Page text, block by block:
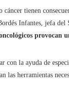
cáncer tienen
Infantes, jefa
provocan
con la ayuda de
las herramientas